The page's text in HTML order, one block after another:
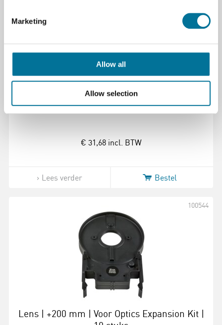
Marketing
Allow all
Allow selection
Reserve houder | Voor de lichtbron OEK
€ 31,68 incl. BTW
Lees verder Bestel
Lens | +200 mm | Voor Optics Expansion Kit |
100544